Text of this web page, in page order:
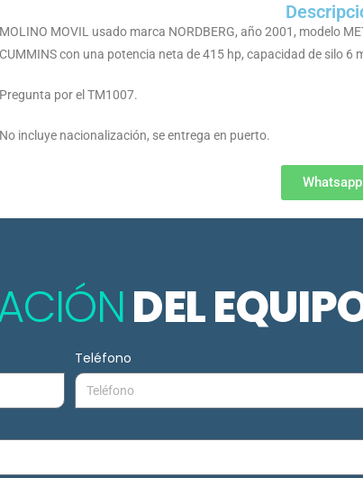
MOLINO MOVIL usado marca NORDBERG, año 2001, modelo
CUMMINS con una potencia neta de 415 hp, capacidad de silo 6
Pregunta por el TM1007.
No incluye nacionalización, se entrega en puerto.
Whatsapp
DEL
Teléfono